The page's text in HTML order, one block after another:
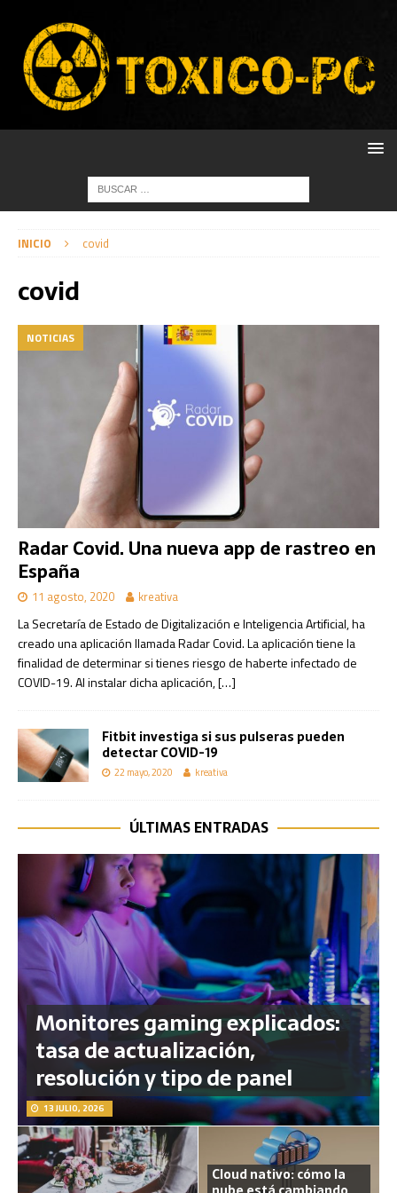
INICIO covid
covid
NOTICIAS
Radar Covid. Una nueva app de rastreo en
España
11 agosto, 2020 kreativa
La Secretaría de Estado de Digitalización e Inteligencia Artificial, ha
creado una aplicación llamada Radar Covid. La aplicación tiene la
finalidad de determinar si tienes riesgo de haberte infectado de
COVID-19. Al instalar dicha aplicación,[…]
Fitbit investiga si sus pulseras pueden
detectar COVID-19
22 mayo, 2020 kreativa
ÚLTIMAS ENTRADAS
Monitores gaming explicados:
tasa de actualización,
resolución y tipo de panel
13 JULIO, 2026
Cloud nativo: cómo la